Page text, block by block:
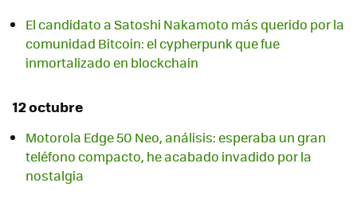
El candidato a Satoshi Nakamoto más querido por la
comunidad Bitcoin: el cypherpunk que fue
inmortalizado en blockchain
12 octubre
Motorola Edge 50 Neo, análisis: esperaba un gran
teléfono compacto, he acabado invadido por la
nostalgia